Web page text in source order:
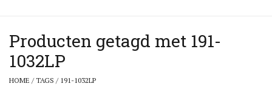
Meisjes
Jongens
Producten getagd met 191-
1032LP
HOME /TAGS / 191-1032LP